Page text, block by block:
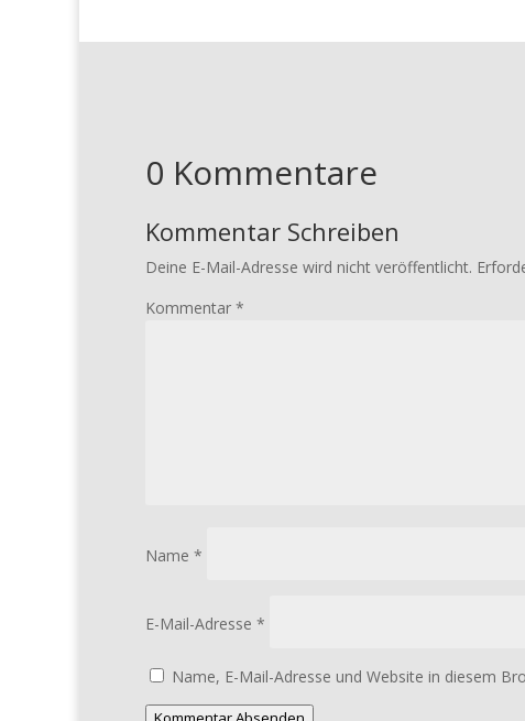
0 Kommentare
Kommentar Schreiben
Deine E-Mail-Adresse wird nicht veröffentlicht.
Kommentar *
Name *
E-Mail-Adresse *
Name, E-Mail-Adresse und Website in diesem